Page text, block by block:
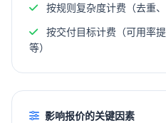
按规则复杂度计费（去重
按交付目标计费（可用率
等）
影响报价的关键因素